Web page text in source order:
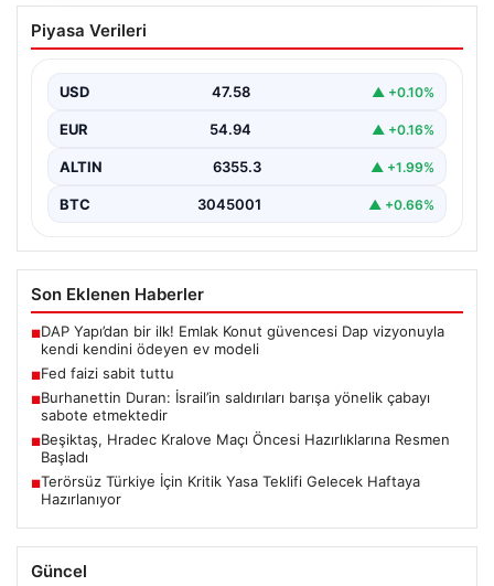
Fed faizi sabit tuttu
Piyasa Verileri
USD 47.58 ▲ +0.10%
EUR 54.94 ▲ +0.16%
ALTIN 6355.3 ▲ +1.99%
BTC 3045001 ▲ +0.66%
Son Eklenen Haberler
■DAP Yapı’dan bir ilk! Emlak Konut güvencesi Dap vizyonuyla
kendi kendini ödeyen ev modeli
■Fed faizi sabit tuttu
■Burhanettin Duran: İsrail’in saldırıları barışa yönelik çabayı
sabote etmektedir
■Beşiktaş, Hradec Kralove Maçı Öncesi Hazırlıklarına Resmen
Başladı
■Terörsüz Türkiye İçin Kritik Yasa Teklifi Gelecek Haftaya
Hazırlanıyor
Güncel